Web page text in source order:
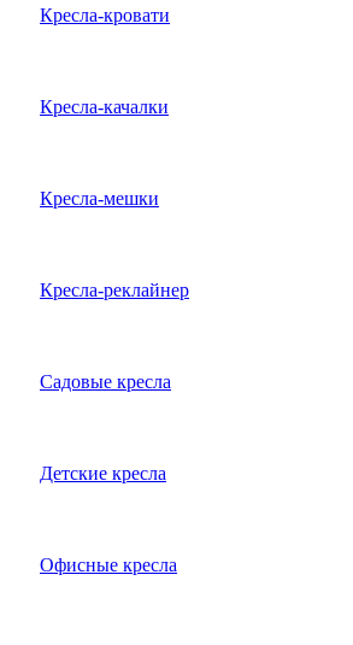
Кресла-кровати
Кресла-качалки
Кресла-мешки
Кресла-реклайнер
Садовые кресла
Детские кресла
Офисные кресла